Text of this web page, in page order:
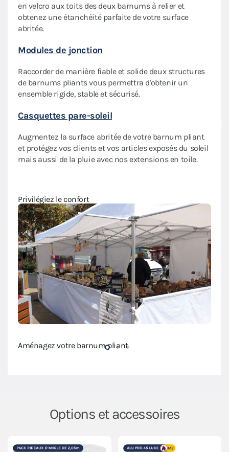
en velcro aux toits des deux barnums à relier et
obtenez une étanchéité parfaite de votre surface
abritée.
Modules de jonction
Raccorder de manière fiable et solide deux structures
de barnums pliants vous permettra d'obtenir un
ensemble rigide, stable et sécurisé.
Casquettes pare-soleil
Augmentez la surface abritée de votre barnum pliant
et protégez vos clients et vos articles exposés du soleil
mais aussi de la pluie avec nos extensions en toile.
Privilégiez le confort
Aménagez votre barnum pliant
Options et accessoires